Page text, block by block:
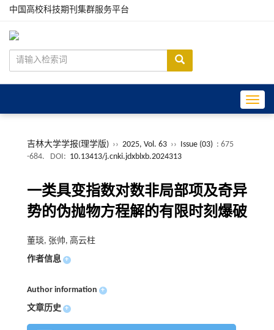
中国高校科技期刊集群服务平台
吉林大学学报(理学版) ›› 2025, Vol. 63 ›› Issue (03) : 675
-684.
DOI: 10.13413/j.cnki.jdxblxb.2024313
一类具变指数对数非局部项及奇异
势的伪抛物方程解的有限时刻爆破
董琰, 张帅, 高云柱
作者信息 +
Author information +
文章历史 +